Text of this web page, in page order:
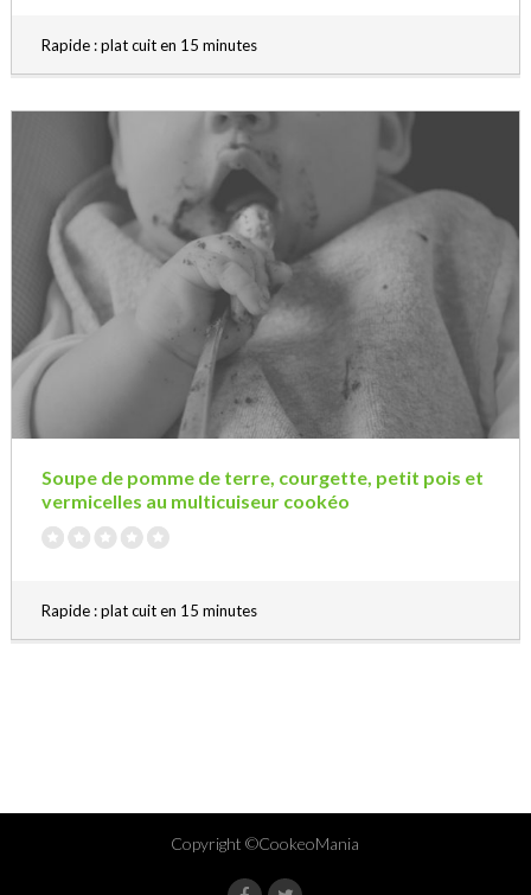
Rapide : plat cuit en 15 minutes
Soupe de pomme de terre, courgette, petit pois et
vermicelles au multicuiseur cookéo
Rapide : plat cuit en 15 minutes
Copyright ©CookeoMania